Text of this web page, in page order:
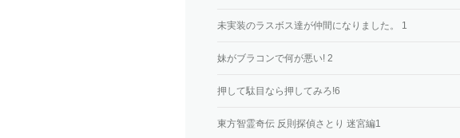
未実装のラスボス達が仲間になりました。 1
妹がブラコンで何が悪い! 2
押して駄目なら押してみろ!6
東方智霊奇伝 反則探偵さとり 迷宮編1